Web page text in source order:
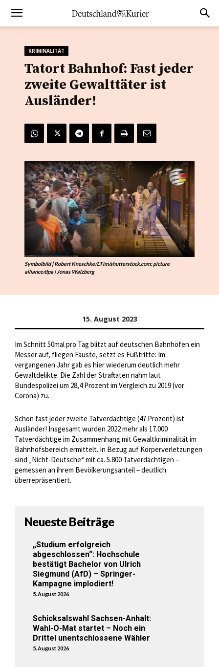
KRIMINALITÄT
Tatort Bahnhof: Fast jeder
zweite Gewalttäter ist
Ausländer!
Symbolbild | Robert Kneschke/LTim/shutterstock.com; picture
alliance/dpa | Jonas Walzberg
15. August 2023
Im Schnitt 50mal pro Tag blitzt auf deutschen Bahnhöfen ein
Messer auf, fliegen Fäuste, setzt es Fußtritte: Im
vergangenen Jahr gab es hier wiederum deutlich mehr
Gewaltdelikte. Die Zahl der Straftaten nahm laut
Bundespolizei um 28,4 Prozent im Vergleich zu 2019 (vor
Corona) zu.
Schon fast jeder zweite Tatverdächtige (47 Prozent) ist
Ausländer! Insgesamt wurden 2022 mehr als 17.000
Tatverdächtige im Zusammenhang mit Gewaltkriminalität im
Bahnhofsbereich ermittelt. In Bezug auf Körperverletzungen
sind „Nicht-Deutsche“ mit ca. 5.800 Tatverdächtigen –
gemessen an ihrem Bevölkerungsanteil – deutlich
überrepräsentiert.
Neueste Beiträge
„Studium erfolgreich
abgeschlossen“: Hochschule
bestätigt Bachelor von Ulrich
Siegmund (AfD) – Springer-
Kampagne implodiert!
5. August 2026
Schicksalswahl Sachsen-Anhalt:
Wahl-O-Mat startet – Noch ein
Drittel unentschlossene Wähler
5. August 2026